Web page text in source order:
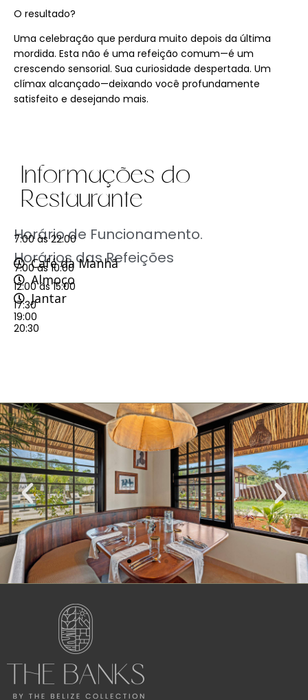
O resultado?
Uma celebração que perdura muito depois da última
mordida. Esta não é uma refeição comum—é um
crescendo sensorial. Sua curiosidade despertada. Um
clímax alcançado—deixando você profundamente
satisfeito e desejando mais.
Informações do
Restaurante
Horário de Funcionamento.
7:00 às 22:00
Horários das Refeições
Café da Manhã
7:00 às 10:00
Almoço
12:00 às 15:00
Jantar
17:30
19:00
20:30